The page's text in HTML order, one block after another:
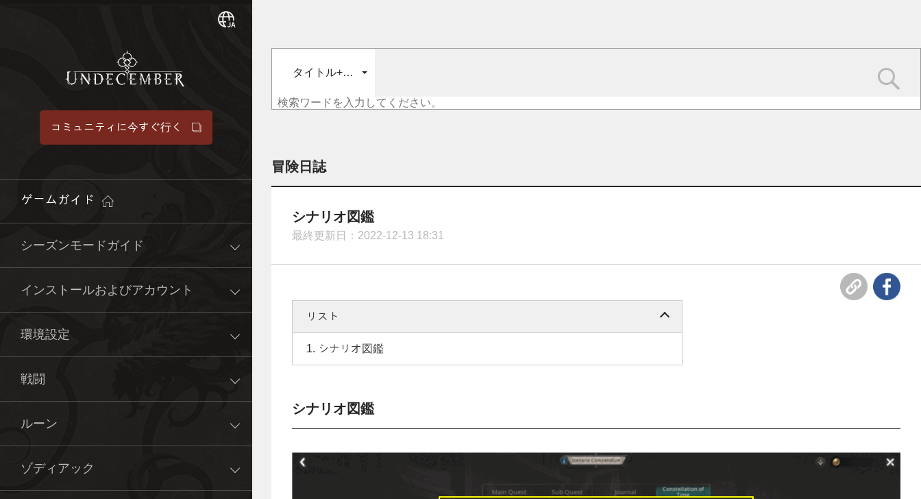
コミュニティに今すぐ行く
ゲームガイド
シーズンモードガイド
インストールおよびアカウント
環境設定
戦闘
ルーン
ゾディアック
タイトル+内容
冒険日誌
シナリオ図鑑
最終更新日：2022-12-13 18:31
リスト
シナリオ図鑑
シナリオ図鑑